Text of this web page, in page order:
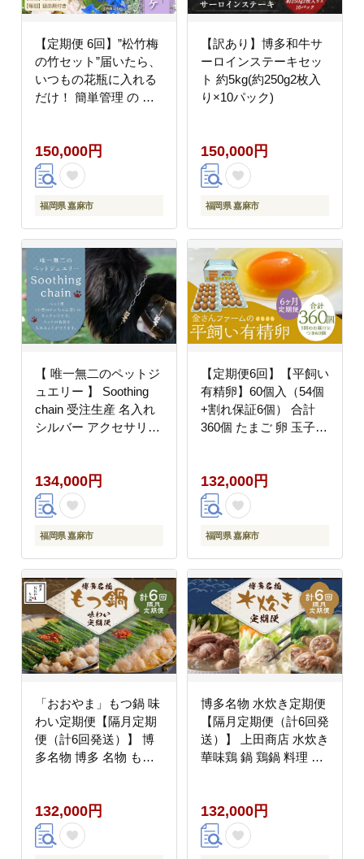
【定期便 6回】”松竹梅
の竹セット”届いたら、
いつもの花瓶に入れる
だけ！ 簡単管理 の お
き！！ 花 生花 花束
150,000円
福岡県 嘉麻市
【訳あり】博多和牛サ
ーロインステーキセッ
ト 約5kg(約250g2枚入
り×10パック)
150,000円
福岡県 嘉麻市
【 唯一無二のペットジ
ュエリー 】 Soothing
chain 受注生産 名入れ
シルバー アクセサリー
ペット 動物 お洒落 オ
シャレ シルバーアクセ
サリー ネックレス ペッ
ト用
134,000円
福岡県 嘉麻市
【定期便6回】【平飼い
有精卵】60個入（54個
+割れ保証6個） 合計
360個 たまご 卵 玉子
132,000円
福岡県 嘉麻市
「おおやま」もつ鍋 味
わい定期便【隔月定期
便（計6回発送）】 博
多名物 博多 名物 もつ
132,000円
博多名物 水炊き定期便
【隔月定期便（計6回発
送）】 上田商店 水炊き
華味鶏 鍋 鶏鍋 料理 食
132,000円